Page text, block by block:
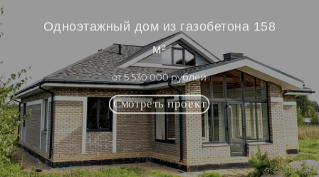
Одноэтажный дом из газобетона 158
м²
от 5 530 000 рублей